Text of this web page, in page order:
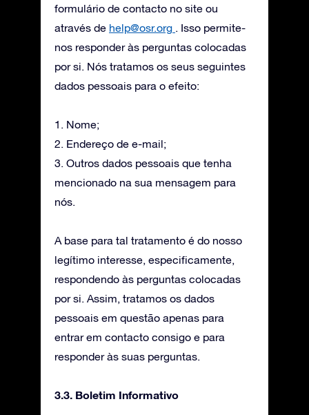
formulário de contacto no site ou
através de help@osr.org . Isso permite-
nos responder às perguntas colocadas
por si. Nós tratamos os seus seguintes
dados pessoais para o efeito:
1. Nome;
2. Endereço de e-mail;
3. Outros dados pessoais que tenha
mencionado na sua mensagem para
nós.
A base para tal tratamento é do nosso
legítimo interesse, especificamente,
respondendo às perguntas colocadas
por si. Assim, tratamos os dados
pessoais em questão apenas para
entrar em contacto consigo e para
responder às suas perguntas.
3.3. Boletim Informativo